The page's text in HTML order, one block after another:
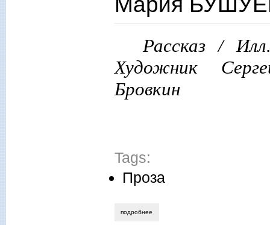
Рассказ /
Художник
Бровкин
Tags:
Проза
подробнее